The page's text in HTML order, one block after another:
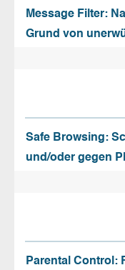
Message Filter:
Grund von
Safe Browsing:
und/oder gegen
Parental Control: